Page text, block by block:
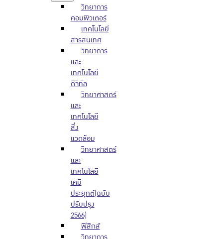
วิทยาการ
คอมพิวเตอร์
เทคโนโลยี
สารสนเทศ
วิทยาการ
และ
เทคโนโลยี
ดิจิทัล
วิทยาศาสตร์
และ
เทคโนโลยี
สิ่ง
แวดล้อม
วิทยาศาสตร์
และ
เทคโนโลยี
เคมี
ประยุกต์(ฉบับ
ปรับปรุง
2566)
ฟิสิกส์